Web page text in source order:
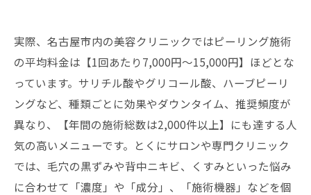
実際、名古屋市内の美容クリニックではピーリング施術
の平均料金は【1回あたり7,000円〜15,000円】ほどとな
っています。サリチル酸やグリコール酸、ハーブピーリ
ングなど、種類ごとに効果やダウンタイム、推奨頻度が
異なり、【年間の施術総数は2,000件以上】にも達する人
気の高いメニューです。とくにサロンや専門クリニック
では、毛穴の黒ずみや背中ニキビ、くすみといった悩み
に合わせて「濃度」や「成分」、「施術機器」などを個